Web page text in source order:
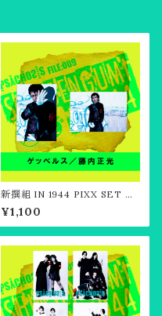
新撰組 IN 1944 PIXX SET O
F"ゲッベルス"／藤内正光
¥1,100